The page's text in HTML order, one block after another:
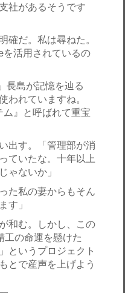
社があるそうです
だ。私は尋ねた。
を活用されているの
島が記憶を辿る
われていますね。
ム』と呼ばれて重宝
出す。「管理部が消
ていたな。十年以上
ゃないか」
た私の妻からもそん
す」
和む。しかし、この
工の命運を懸けた
というプロジェクト
とで産声を上げよう